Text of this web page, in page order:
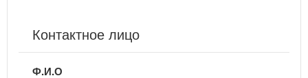
Контактное лицо
Ф.И.О